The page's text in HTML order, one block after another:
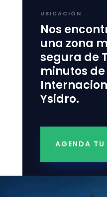
UBICACIÓN
Nos
una zona
segura de
minutos
Ysidro.
AGENDA